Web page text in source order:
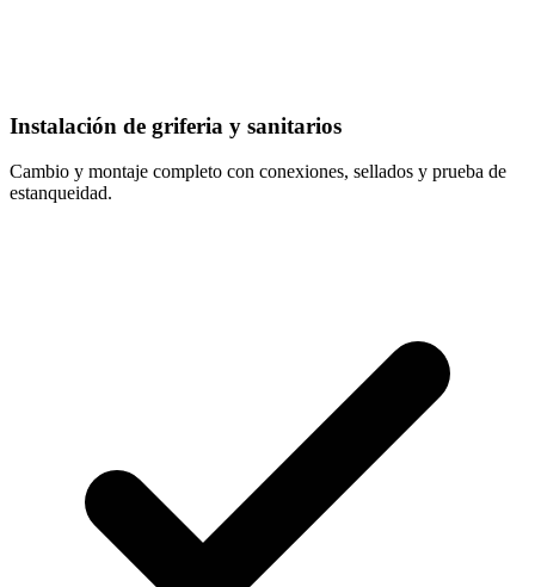
Instalación de griferia y sanitarios
Cambio y montaje completo con conexiones, sellados y prueba de
estanqueidad.